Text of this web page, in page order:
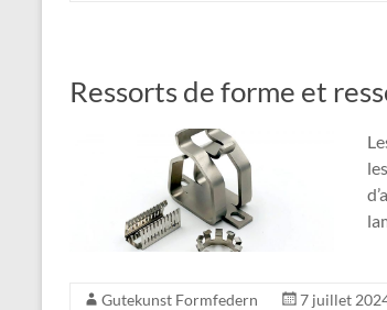
Ressorts de forme et
Gutekunst Formfedern
7 juillet